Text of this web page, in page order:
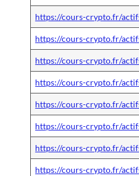
https://cours-crypto.fr/
https://cours-crypto.fr/
https://cours-crypto.fr/
https://cours-crypto.fr/
https://cours-crypto.fr/
https://cours-crypto.fr/
https://cours-crypto.fr/
https://cours-crypto.fr/